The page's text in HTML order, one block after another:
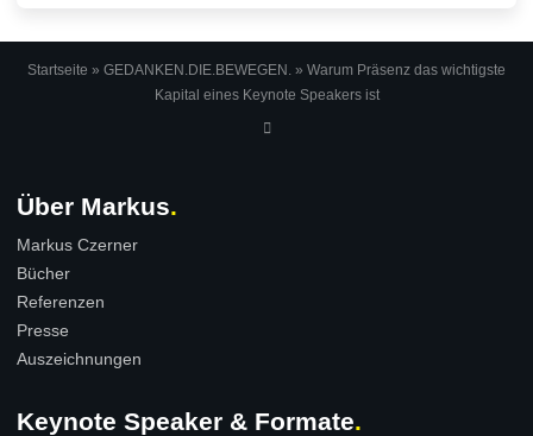
Startseite » GEDANKEN.DIE.BEWEGEN. » Warum Präsenz das wichtigste
Kapital eines Keynote Speakers ist
Über Markus
Markus Czerner
Bücher
Referenzen
Presse
Auszeichnungen
Keynote Speaker & Formate